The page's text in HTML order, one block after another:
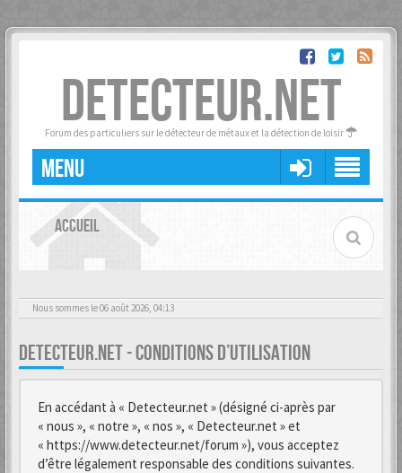
DETECTEUR.NET
Forum des particuliers sur le détecteur de métaux et la détection de loisir
MENU
ACCUEIL
Nous sommes le 06 août 2026, 04:13
DETECTEUR.NET - CONDITIONS D’UTILISATION
En accédant à « Detecteur.net » (désigné ci-après par
« nous », « notre », « nos », « Detecteur.net » et
« https://www.detecteur.net/forum »), vous acceptez
d’être légalement responsable des conditions suivantes.